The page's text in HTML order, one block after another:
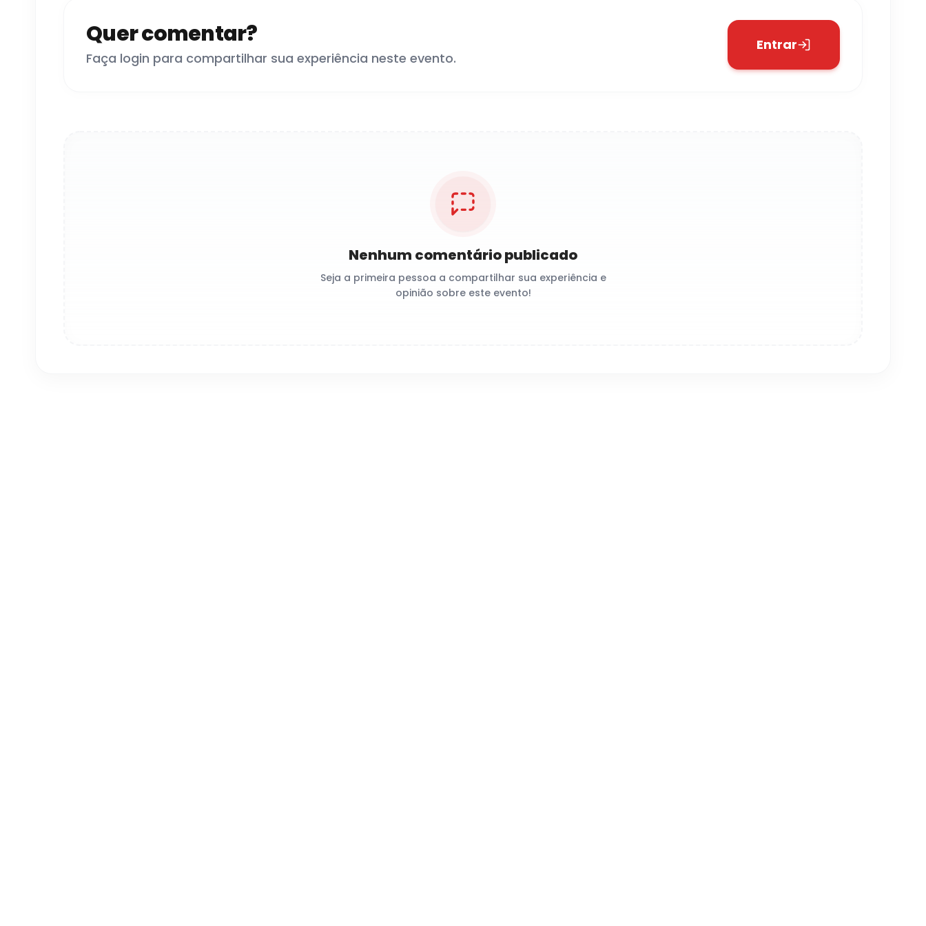
Quer comentar?
Faça login para compartilhar sua experiência neste evento.
Entrar
Nenhum comentário publicado
Seja a primeira pessoa a compartilhar sua experiência e
opinião sobre este evento!